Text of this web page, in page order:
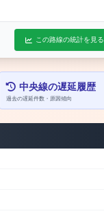
この路線の統計を見る
中央線の遅延履歴
過去の遅延件数・原因傾向